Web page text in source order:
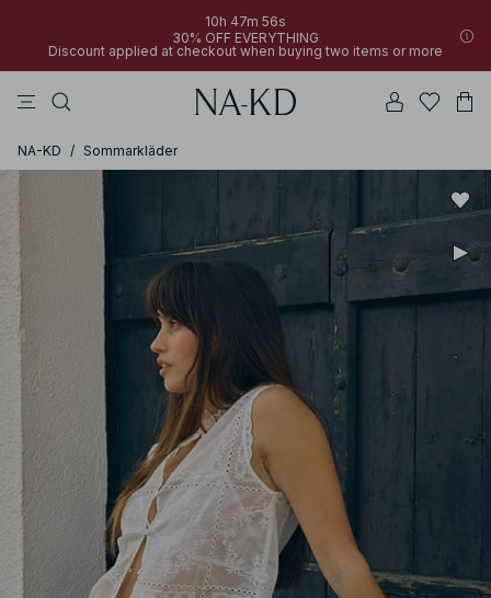
10h 47m 56s
30% OFF EVERYTHING
Discount applied at checkout when buying two items or more
NA-KD / Sommarkläder